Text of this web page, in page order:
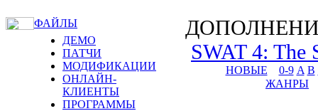
ФАЙЛЫ
ДЕМО
ПАТЧИ
МОДИФИКАЦИИ
ОНЛАЙН-
КЛИЕНТЫ
ПРОГРАММЫ
SWAT 4: The
НОВЫЕ 0-9 A B
ЖАНРЫ